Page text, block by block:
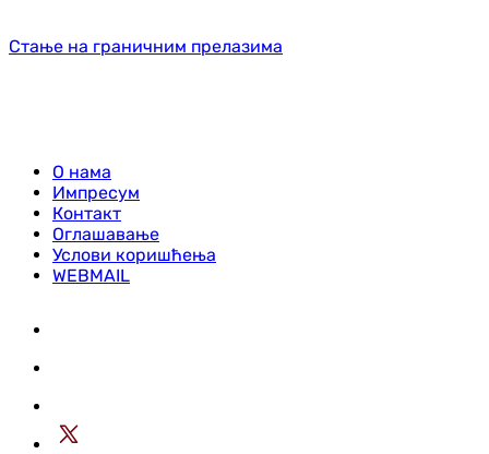
Стање на граничним прелазима
О нама
Импресум
Контакт
Оглашавање
Услови коришћења
WEBMAIL